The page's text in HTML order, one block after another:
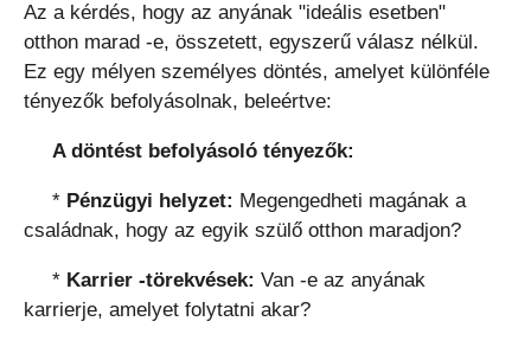
Az a kérdés, hogy az anyának "ideális esetben"
otthon marad -e, összetett, egyszerű válasz nélkül.
Ez egy mélyen személyes döntés, amelyet különféle
tényezők befolyásolnak, beleértve:
A döntést befolyásoló tényezők:
* Pénzügyi helyzet: Megengedheti magának a
családnak, hogy az egyik szülő otthon maradjon?
* Karrier -törekvések: Van -e az anyának
karrierje, amelyet folytatni akar?